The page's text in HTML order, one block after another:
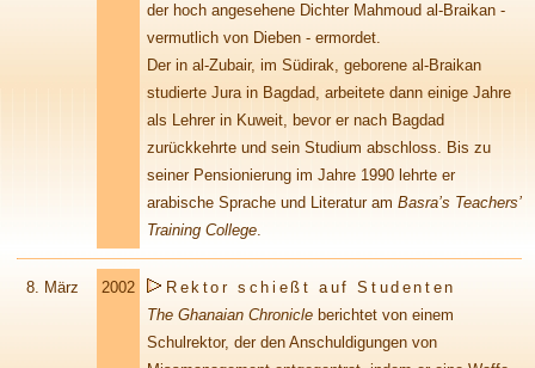
der hoch angesehene Dichter Mahmoud al-Braikan -
vermutlich von Dieben - ermordet.
Der in al-Zubair, im Südirak, geborene al-Braikan
studierte Jura in Bagdad, arbeitete dann einige Jahre
als Lehrer in Kuweit, bevor er nach Bagdad
zurückkehrte und sein Studium abschloss. Bis zu
seiner Pensionierung im Jahre 1990 lehrte er
arabische Sprache und Literatur am Basra’s Teachers’
Training College.
8. März 2002
Rektor schießt auf Studenten
The Ghanaian Chronicle berichtet von einem
Schulrektor, der den Anschuldigungen von